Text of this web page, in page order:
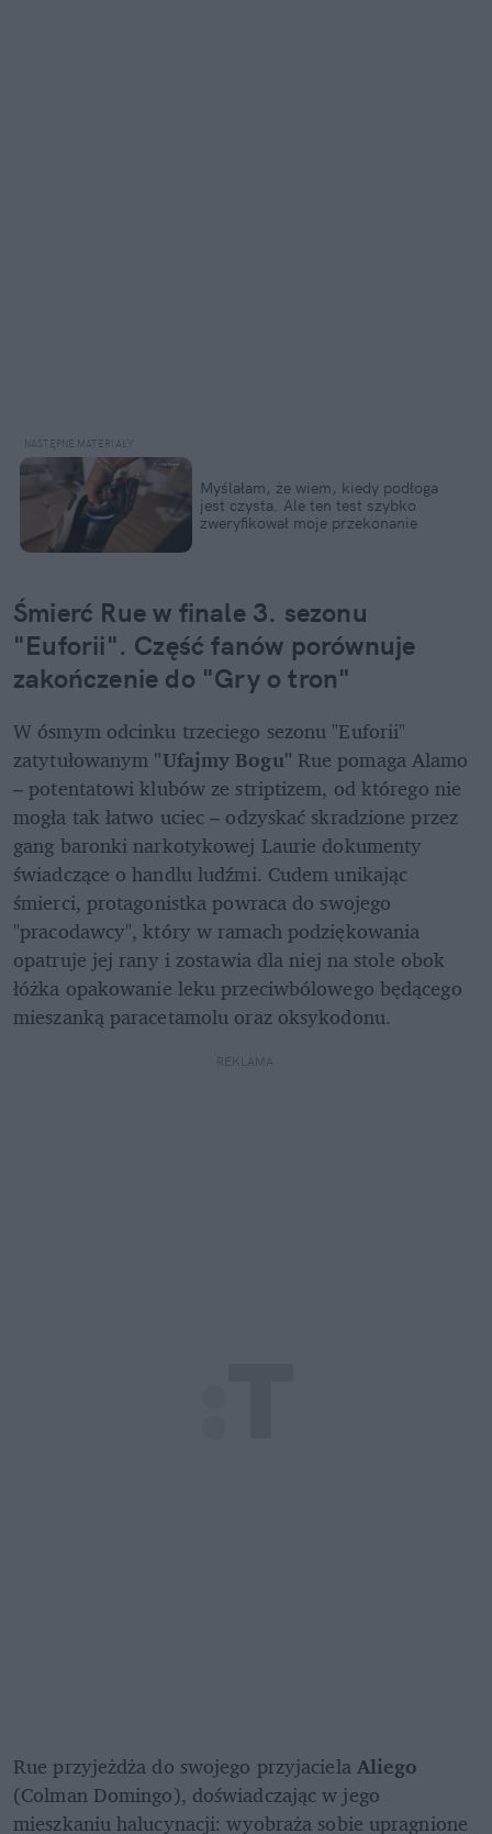
Myślałam, że wiem, kiedy podłoga
jest czysta. Ale ten test szybko
zweryfikował moje przekonanie
Śmierć Rue w finale 3. sezonu
"Euforii". Część fanów porównuje
zakończenie do "Gry o tron"
W ósmym odcinku trzeciego sezonu "Euforii"
zatytułowanym "Ufajmy Bogu" Rue pomaga Alamo
– potentatowi klubów ze striptizem, od którego nie
mogła tak łatwo uciec – odzyskać skradzione przez
gang baronki narkotykowej Laurie dokumenty
świadczące o handlu ludźmi. Cudem unikając
śmierci, protagonistka powraca do swojego
"pracodawcy", który w ramach podziękowania
opatruje jej rany i zostawia dla niej na stole obok
łóżka opakowanie leku przeciwbólowego będącego
mieszanką paracetamolu oraz oksykodonu.
REKLAMA
Rue przyjeżdża do swojego przyjaciela Aliego
(Colman Domingo), doświadczając w jego
mieszkaniu halucynacji: wyobraża sobie upragnione